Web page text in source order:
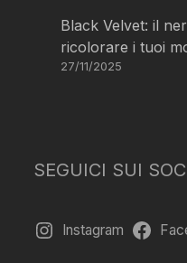
Black Velvet: il
ricolorare i tuoi
27/11/2025
SEGUICI SUI
Instagram